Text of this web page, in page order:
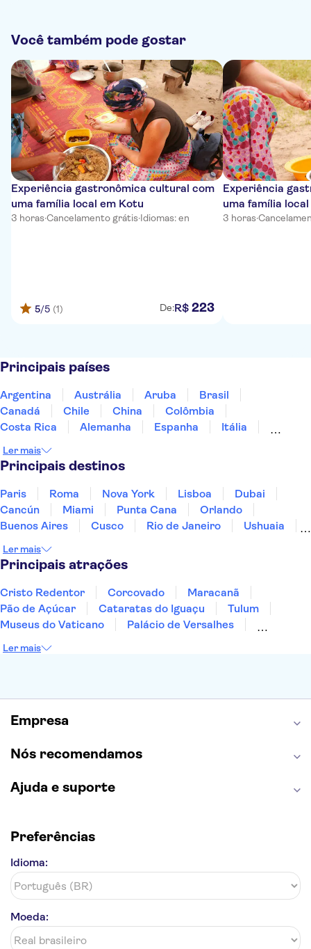
Você também pode gostar
Experiência gastronômica cultural com
uma família local em Kotu
3 horas·Cancelamento grátis·Idiomas: en
5/5 (1) De:R$ 223
Experiência
uma família
3 horas·
Principais países
Argentina Austrália Aruba
Brasil
Canadá
Chile China
Colômbia
Costa Rica
Alemanha Espanha
Itália
Panamá
Peru
Ler mais
Principais destinos
Paris Roma Nova York Lisboa
Dubai
Cancún
Miami Punta Cana
Orlando
Buenos Aires
Cusco Rio de Janeiro
Ushuaia
Fernando de Noronha
Ler mais
Principais atrações
Cristo Redentor Corcovado
Maracanã
Pão de Açúcar
Cataratas do Iguaçu
Tulum
Museus do Vaticano
Palácio de Versalhes
Museu do Louvre
Ler mais
Empresa
Nós recomendamos
Ajuda e suporte
Preferências
Idioma:
Moeda: